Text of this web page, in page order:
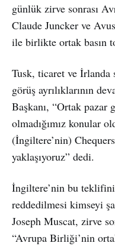
günlük zirve sonrası
Claude Juncker ve
ile birlikte ortak basın
Tusk, ticaret ve İrlanda
görüş ayrılıklarının
Başkanı, “Ortak pazar
olmadığımız konular
(İngiltere’nin)
yaklaşıyoruz” dedi.
İngiltere’nin bu
reddedilmesi kimseyi
Joseph Muscat, zirve
“Avrupa Birliği’nin